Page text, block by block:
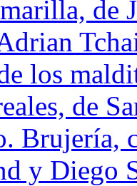
de
los
de
Brujería,
y Diego